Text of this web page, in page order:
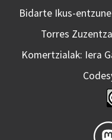
Bidarte Ikus-
Torres
Komertzialak: Iera